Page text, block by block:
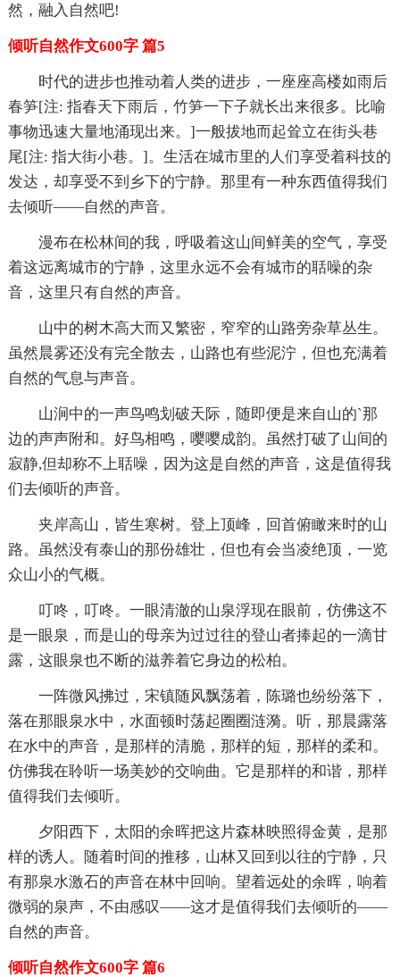
然，融入自然吧!
倾听自然作文600字 篇5
时代的进步也推动着人类的进步，一座座高楼如雨后
春笋[注: 指春天下雨后，竹笋一下子就长出来很多。比喻
事物迅速大量地涌现出来。]一般拔地而起耸立在街头巷
尾[注: 指大街小巷。]。生活在城市里的人们享受着科技的
发达，却享受不到乡下的宁静。那里有一种东西值得我们
去倾听——自然的声音。
漫布在松林间的我，呼吸着这山间鲜美的空气，享受
着这远离城市的宁静，这里永远不会有城市的聒噪的杂
音，这里只有自然的声音。
山中的树木高大而又繁密，窄窄的山路旁杂草丛生。
虽然晨雾还没有完全散去，山路也有些泥泞，但也充满着
自然的气息与声音。
山涧中的一声鸟鸣划破天际，随即便是来自山的`那
边的声声附和。好鸟相鸣，嘤嘤成韵。虽然打破了山间的
寂静,但却称不上聒噪，因为这是自然的声音，这是值得我
们去倾听的声音。
夹岸高山，皆生寒树。登上顶峰，回首俯瞰来时的山
路。虽然没有泰山的那份雄壮，但也有会当凌绝顶，一览
众山小的气概。
叮咚，叮咚。一眼清澈的山泉浮现在眼前，仿佛这不
是一眼泉，而是山的母亲为过过往的登山者捧起的一滴甘
露，这眼泉也不断的滋养着它身边的松柏。
一阵微风拂过，宋镇随风飘荡着，陈璐也纷纷落下，
落在那眼泉水中，水面顿时荡起圈圈涟漪。听，那晨露落
在水中的声音，是那样的清脆，那样的短，那样的柔和。
仿佛我在聆听一场美妙的交响曲。它是那样的和谐，那样
值得我们去倾听。
夕阳西下，太阳的余晖把这片森林映照得金黄，是那
样的诱人。随着时间的推移，山林又回到以往的宁静，只
有那泉水激石的声音在林中回响。望着远处的余晖，响着
微弱的泉声，不由感叹——这才是值得我们去倾听的——
自然的声音。
倾听自然作文600字 篇6